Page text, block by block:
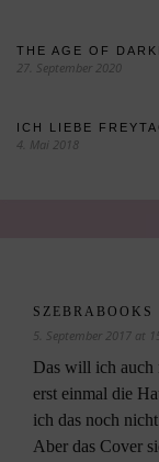
THE AGE OF
27. September 2020
ICH LIEBE
4. Mai 2018
SZEBRABOOKS
5. September 2017 at
Das will ich auch
erst einmal die
ich das noch
Aber das Cover